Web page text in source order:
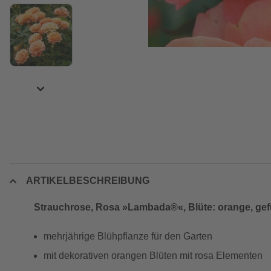
ARTIKELBESCHREIBUNG
Strauchrose, Rosa »Lambada®«, Blüte: orange,
mehrjährige Blühpflanze für den Garten
mit dekorativen orangen Blüten mit rosa Elementen